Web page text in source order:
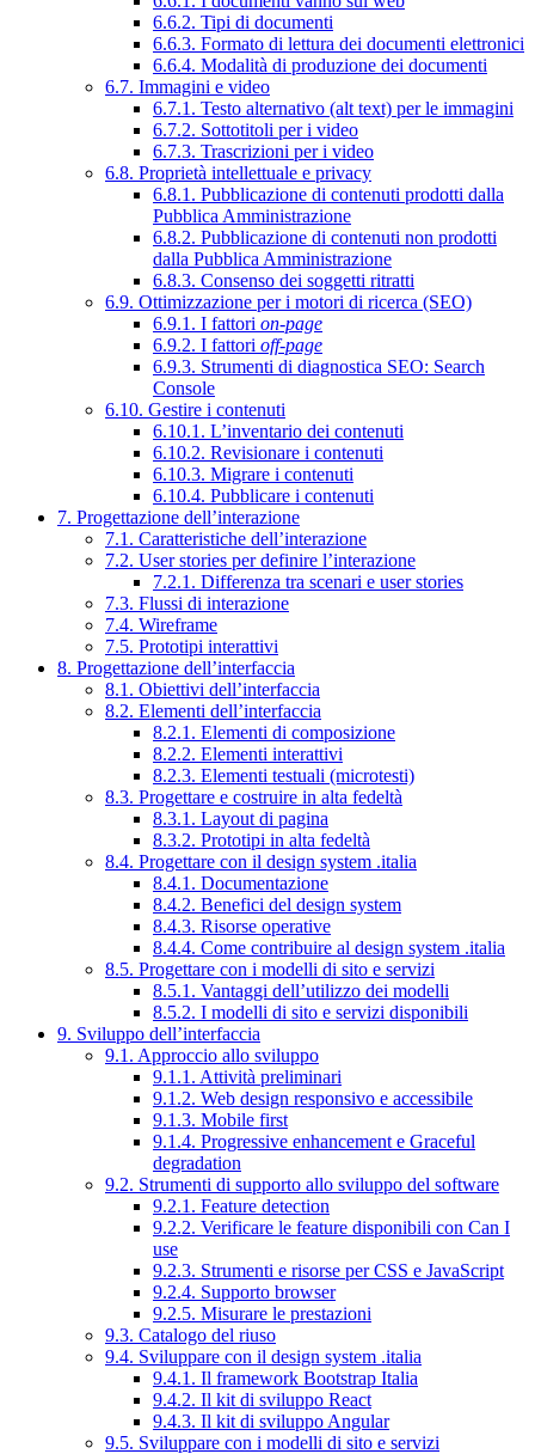
6.6.2. Tipi di documenti
6.6.3. Formato di lettura dei documenti elettronici
6.6.4. Modalità di produzione dei documenti
6.7. Immagini e video
6.7.1. Testo alternativo (alt text) per le immagini
6.7.2. Sottotitoli per i video
6.7.3. Trascrizioni per i video
6.8. Proprietà intellettuale e privacy
6.8.1. Pubblicazione di contenuti prodotti dalla
Pubblica Amministrazione
6.8.2. Pubblicazione di contenuti non prodotti
dalla Pubblica Amministrazione
6.8.3. Consenso dei soggetti ritratti
6.9. Ottimizzazione per i motori di ricerca (SEO)
6.9.1. I fattori on-page
6.9.2. I fattori off-page
6.9.3. Strumenti di diagnostica SEO: Search
Console
6.10. Gestire i contenuti
6.10.1. L’inventario dei contenuti
6.10.2. Revisionare i contenuti
6.10.3. Migrare i contenuti
6.10.4. Pubblicare i contenuti
7. Progettazione dell’interazione
7.1. Caratteristiche dell’interazione
7.2. User stories per definire l’interazione
7.2.1. Differenza tra scenari e user stories
7.3. Flussi di interazione
7.4. Wireframe
7.5. Prototipi interattivi
8. Progettazione dell’interfaccia
8.1. Obiettivi dell’interfaccia
8.2. Elementi dell’interfaccia
8.2.1. Elementi di composizione
8.2.2. Elementi interattivi
8.2.3. Elementi testuali (microtesti)
8.3. Progettare e costruire in alta fedeltà
8.3.1. Layout di pagina
8.3.2. Prototipi in alta fedeltà
8.4. Progettare con il design system .italia
8.4.1. Documentazione
8.4.2. Benefici del design system
8.4.3. Risorse operative
8.4.4. Come contribuire al design system .italia
8.5. Progettare con i modelli di sito e servizi
8.5.1. Vantaggi dell’utilizzo dei modelli
8.5.2. I modelli di sito e servizi disponibili
9. Sviluppo dell’interfaccia
9.1. Approccio allo sviluppo
9.1.1. Attività preliminari
9.1.2. Web design responsivo e accessibile
9.1.3. Mobile first
9.1.4. Progressive enhancement e Graceful
degradation
9.2. Strumenti di supporto allo sviluppo del software
9.2.1. Feature detection
9.2.2. Verificare le feature disponibili con Can I
use
9.2.3. Strumenti e risorse per CSS e JavaScript
9.2.4. Supporto browser
9.2.5. Misurare le prestazioni
9.3. Catalogo del riuso
9.4. Sviluppare con il design system .italia
9.4.1. Il framework Bootstrap Italia
9.4.2. Il kit di sviluppo React
9.4.3. Il kit di sviluppo Angular
9.5. Sviluppare con i modelli di sito e servizi